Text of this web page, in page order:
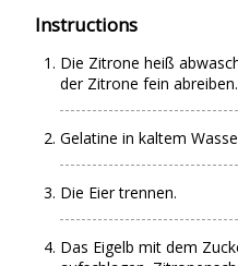
Instructions
Die Zitrone heiß
der Zitrone fein
Gelatine in kaltem
Die Eier trennen.
Das Eigelb mit dem